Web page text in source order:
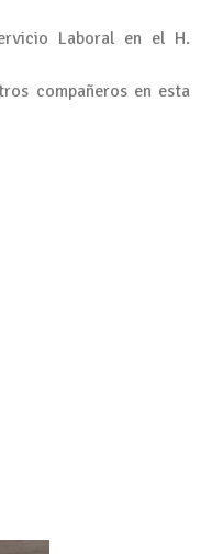
Laboral en el H.
compañeros en esta